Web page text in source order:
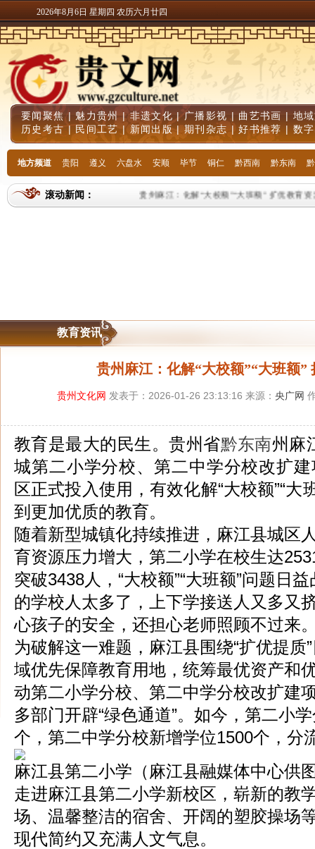
2026年8月6日 星期四 农历六月廿四
要闻聚焦| 魅力贵州|非遗文化 |广播影视 | 曲艺书画 | 地
历史考古 | 民间工艺 | 新闻出版|期刊杂志 |好书推荐 | 数
地方频道 贵阳 遵义 六盘水 安顺 毕节 铜仁 黔西南 黔东南
滚动新闻： 贵州麻江：化解“大校额”“大班额” 扩优教育资源
教育资讯
贵州麻江：化解“大校额”“大班额”
贵州文化网 发表于：2026-01-26 23:13:16 来源： 央广网
教育是最大的民生。贵州省黔东南州麻
城第二小学分校、第二中学分校改扩
区正式投入使用，有效化解“大校额”“大
到更加优质的教育。
随着新型城镇化持续推进，麻江县城区
育资源压力增大，第二小学在校生达
突破3438人，“大校额”“大班额”问题日
的学校人太多了，上下学接送人又多又
心孩子的安全，还担心老师照顾不过来
为破解这一难题，麻江县围绕“扩优提质
域优先保障教育用地，统筹最优资产和
动第二小学分校、第二中学分校改扩建
多部门开辟“绿色通道”。如今，第二小
个，第二中学分校新增学位1500个，分
麻江县第二小学（麻江县融媒体中心供
走进麻江县第二小学新校区，崭新的教
场、温馨整洁的宿舍、开阔的塑胶操场
现代简约又充满人文气息。